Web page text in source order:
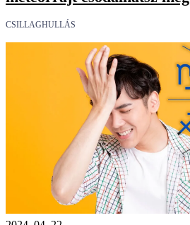
CSILLAGHULLÁS